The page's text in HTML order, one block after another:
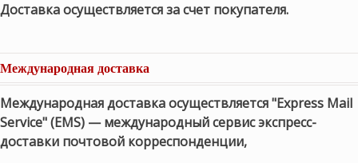
Доставка осуществляется за счет покупателя.
Международная доставка
Международная доставка осуществляется "Express Mail
Service" (EMS) — международный сервис экспресс-
доставки почтовой корреспонденции,